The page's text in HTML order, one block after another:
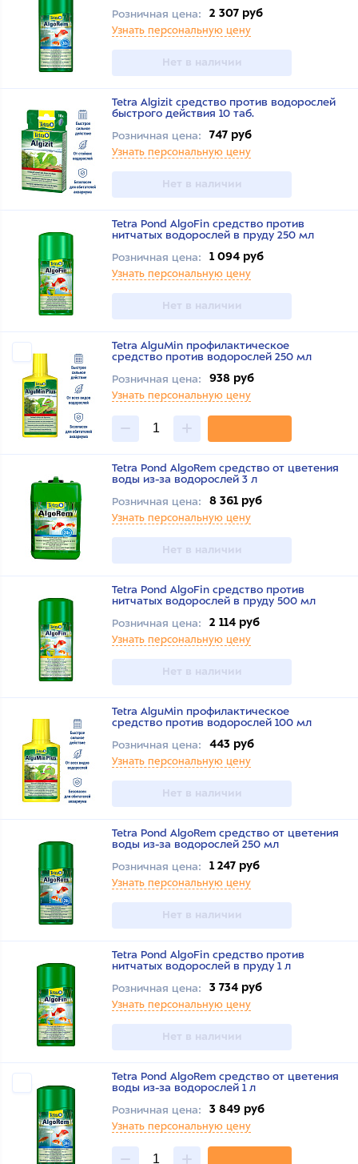
Розничная цена:
2 307 руб
Узнать персональную цену
Нет в наличии
Tetra Algizit средство против водорослей
быстрого действия 10 таб.
Розничная цена:
747 руб
Узнать персональную цену
Нет в наличии
Tetra Pond AlgoFin средство против
нитчатых водорослей в пруду 250 мл
Розничная цена:
1 094 руб
Узнать персональную цену
Нет в наличии
Tetra AlguMin профилактическое
средство против водорослей 250 мл
Розничная цена:
938 руб
Узнать персональную цену
Tetra Pond AlgoRem средство от цветения
воды из-за водорослей 3 л
Розничная цена:
8 361 руб
Узнать персональную цену
Нет в наличии
Tetra Pond AlgoFin средство против
нитчатых водорослей в пруду 500 мл
Розничная цена:
2 114 руб
Узнать персональную цену
Нет в наличии
Tetra AlguMin профилактическое
средство против водорослей 100 мл
Розничная цена:
443 руб
Узнать персональную цену
Нет в наличии
Tetra Pond AlgoRem средство от цветения
воды из-за водорослей 250 мл
Розничная цена:
1 247 руб
Узнать персональную цену
Нет в наличии
Tetra Pond AlgoFin средство против
нитчатых водорослей в пруду 1 л
Розничная цена:
3 734 руб
Узнать персональную цену
Нет в наличии
Tetra Pond AlgoRem средство от цветения
воды из-за водорослей 1 л
Розничная цена:
3 849 руб
Узнать персональную цену